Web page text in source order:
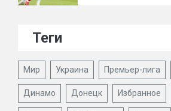
Теги
Мир Украина Премьер-лига
Динамо Донецк Избранное